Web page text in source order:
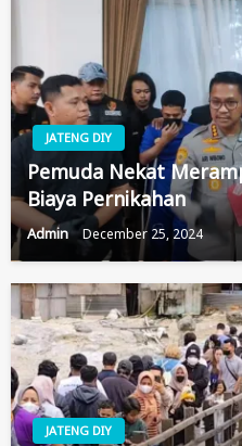
JATENG DIY
Pemuda Nekat
Biaya Pernikahan
Admin December 25, 2024
JATENG DIY